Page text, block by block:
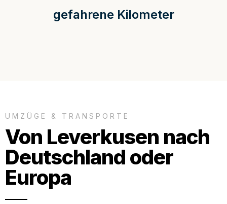
gefahrene Kilometer
UMZÜGE & TRANSPORTE
Von Leverkusen nach
Deutschland oder
Europa